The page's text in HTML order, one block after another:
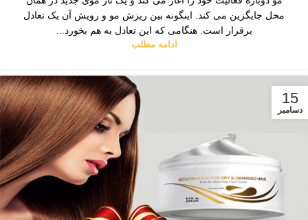
محل جایگزین می کند. اینگونه بین ریزش مو و رویش آن یک تعادل
برقرار است. هنگامی که این تعادل به هم بخورد...
ادامه مطلب
15
دسامبر